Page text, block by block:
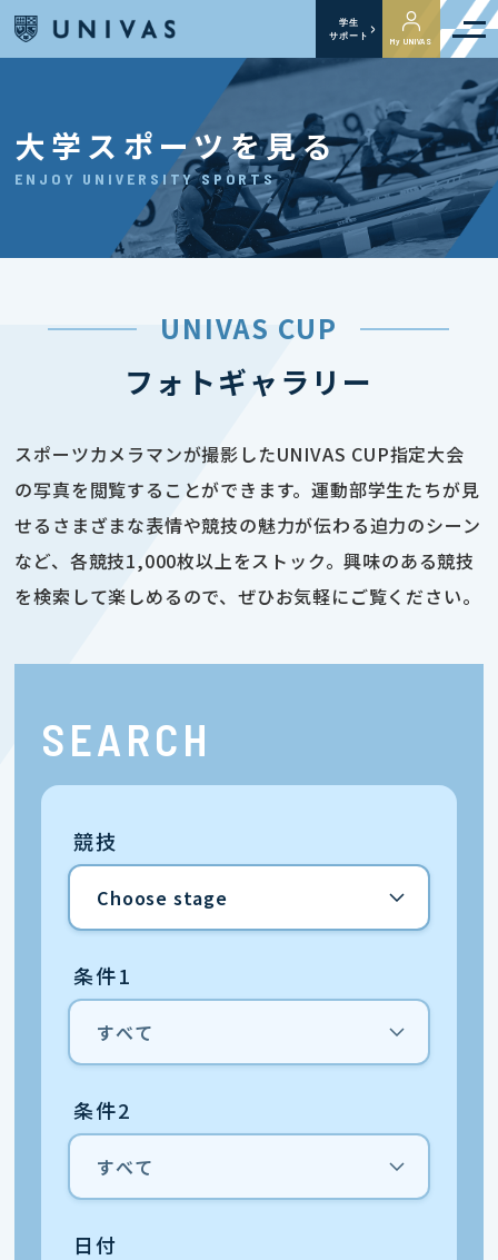
学生
サポート
My UNIVAS
大学スポーツを見る
ENJOY UNIVERSITY SPORTS
UNIVAS CUP
フォトギャラリー
スポーツカメラマンが撮影したUNIVAS CUP指定大会
の写真を閲覧することができます。運動部学生たちが見
せるさまざまな表情や競技の魅力が伝わる迫力のシーン
など、各競技1,000枚以上をストック。興味のある競技
を検索して楽しめるので、ぜひお気軽にご覧ください。
SEARCH
競技
条件1
条件2
日付